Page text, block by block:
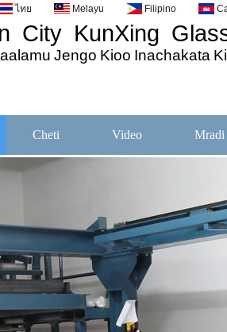
ไทย Melayu Filipino
City KunXing
Jengo Kioo Inachakata
Cheti Video Mradi